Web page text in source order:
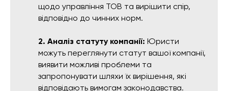
щодо управління ТОВ та вирішити спір,
відповідно до чинних норм.
2. Аналіз статуту компанії: Юристи
можуть переглянути статут вашої компанії,
виявити можливі проблеми та
запропонувати шляхи їх вирішення, які
відповідають вимогам законодавства.